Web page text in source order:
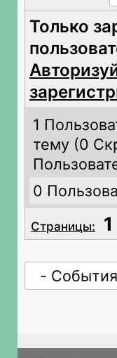
Только
1
тему (0
0
Страницы: 1